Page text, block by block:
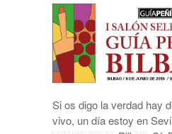
Si os digo la verdad hay
vivo, un día estoy en